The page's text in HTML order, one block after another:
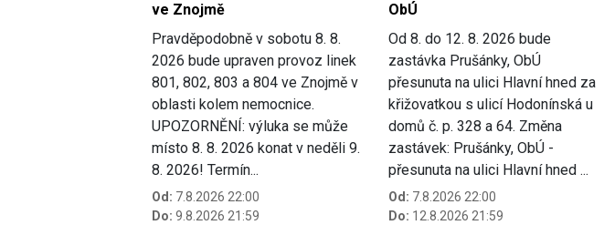
ve Znojmě
Pravděpodobně v sobotu 8. 8.
2026 bude upraven provoz linek
801, 802, 803 a 804 ve Znojmě v
oblasti kolem nemocnice.
UPOZORNĚNÍ: výluka se může
místo 8. 8. 2026 konat v neděli 9.
8. 2026! Termín...
Od: 7.8.2026 22:00
Do: 9.8.2026 21:59
ObÚ
Od 8. do 12. 8. 2026 bude
zastávka Prušánky, ObÚ
přesunuta na ulici Hlavní hned za
křižovatkou s ulicí Hodonínská u
domů č. p. 328 a 64. Změna
zastávek: Prušánky, ObÚ -
přesunuta na ulici Hlavní hned ...
Od: 7.8.2026 22:00
Do: 12.8.2026 21:59